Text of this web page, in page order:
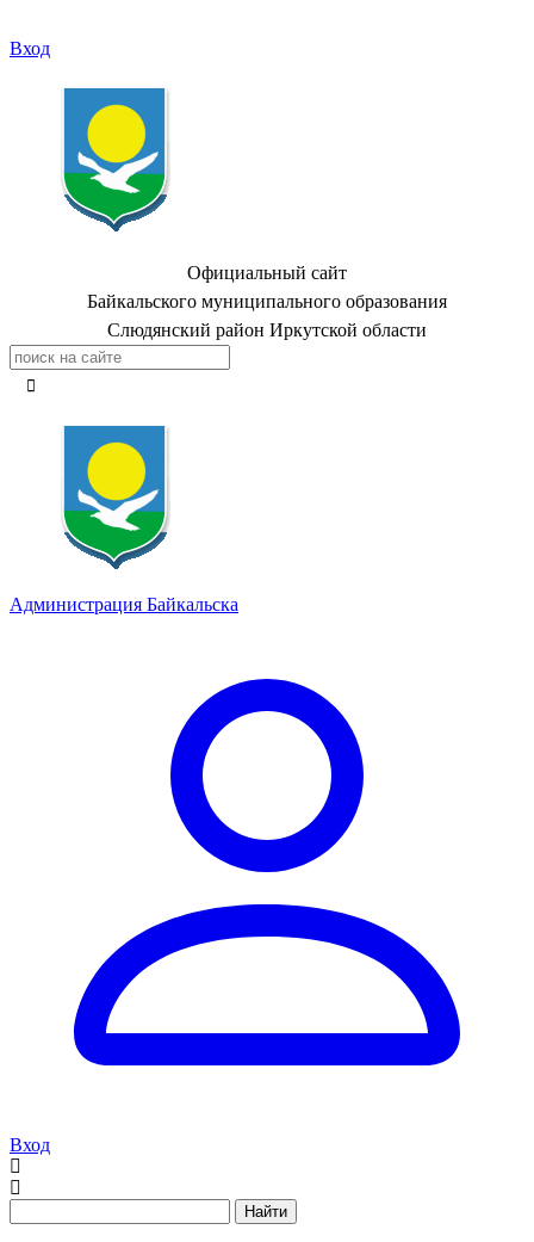
Вход
Официальный сайт
Байкальского муниципального образования
Слюдянский район Иркутской области
Администрация Байкальска
Вход
Найти